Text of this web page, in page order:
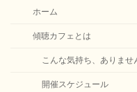
ホーム
傾聴カフェとは
こんな気持ち、ありませ
開催スケジュール